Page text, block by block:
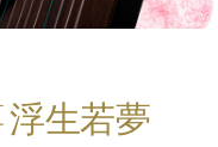
浮生若夢